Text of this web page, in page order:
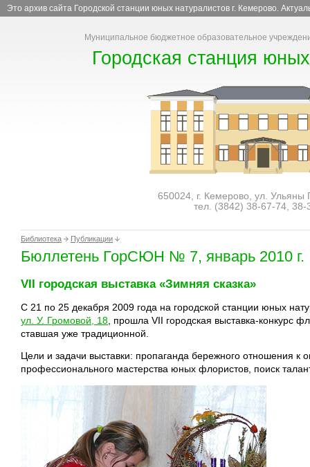
Это архив сайта Городской станции юных натуралистов г. Кемерово.
Муниципальное бюджетное образовательное
Городская станция
650024, г. Кемерово, ул. Ульяны
тел. (3842) 38-67-74, 38-
Библиотека Публикации
Бюллетень ГорСЮН № 7, январь 2010 г.
VII городская выставка «Зимняя сказка»
С 21 по 25 декабря 2009 года на городской станции юных
ул. У. Громовой, 18 , прошла VII городская выставка-конкурс
ставшая уже традиционной.
Цели и задачи выставки: пропаганда бережного отношения к
профессионального мастерства юных флористов, поиск